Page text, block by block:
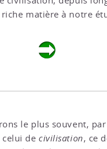
matière à notre
le plus souvent,
celui decivilisation, ce